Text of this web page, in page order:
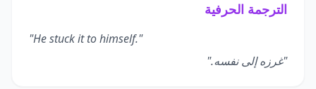
الترجمة الحرفية
"He stuck it to himself."
"غرزه إلى نفسه."